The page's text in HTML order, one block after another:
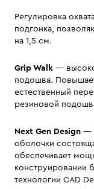
Регулировка
подгонка,
на 1,5 см.
Grip Walk —
подошва.
естественный
резиновой
Next Gen Design —
оболочки
обеспечивает
конструировании
технологии CAD